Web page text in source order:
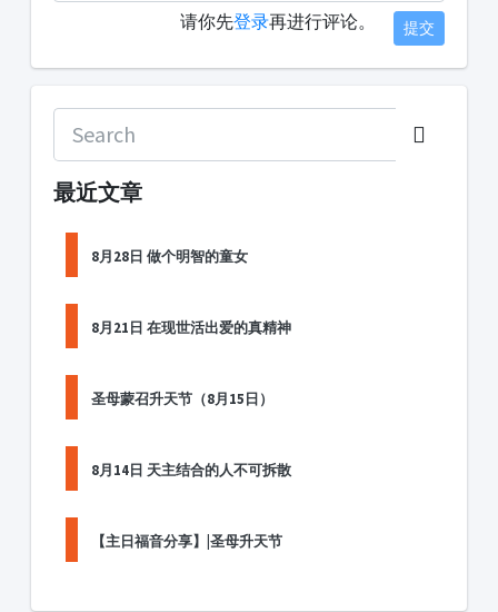
请你先登录再进行评论。 提交
最近文章
8月28日 做个明智的童女
8月21日 在现世活出爱的真精神
圣母蒙召升天节（8月15日）
8月14日 天主结合的人不可拆散
【主日福音分享】|圣母升天节